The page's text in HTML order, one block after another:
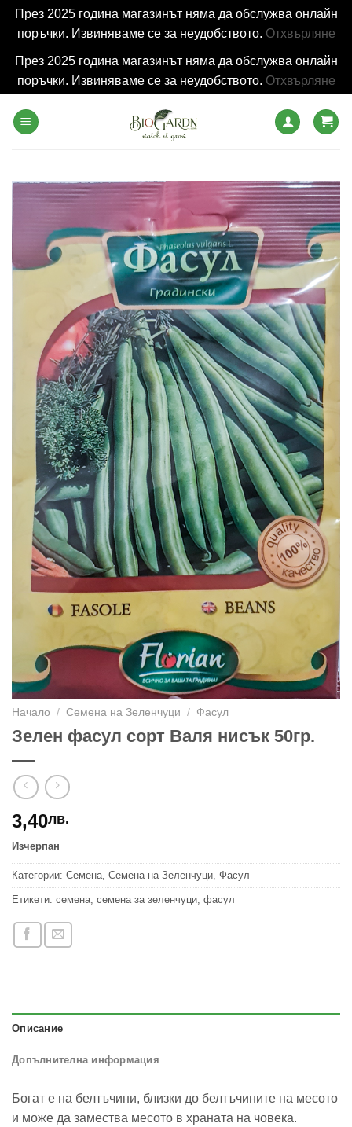
През 2025 година магазинът няма да обслужва онлайн
поръчки. Извиняваме се за неудобството. Отхвърляне
През 2025 година магазинът няма да обслужва онлайн
поръчки. Извиняваме се за неудобството. Отхвърляне
Начало / Семена на Зеленчуци / Фасул
Зелен фасул сорт Валя нисък 50гр.
3,40лв.
Изчерпан
Категории: Семена, Семена на Зеленчуци, Фасул
Етикети: семена, семена за зеленчуци, фасул
Описание
Допълнителна информация
Богат е на белтъчини, близки до белтъчините на месото
и може да замества месото в храната на човека.